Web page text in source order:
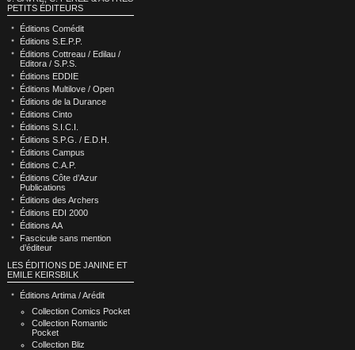
PETITS ÉDITEURS
Éditions Comédit
Éditions S.E.P.P.
Éditions Cottreau / Edilau /
Editora / S.P.S.
Éditions EDDIE
Éditions Multilove / Open
Éditions de la Durance
Éditions Cinto
Éditions S.I.C.I.
Éditions S.P.G. / E.D.H.
Éditions Campus
Éditions C.A.P.
Éditions Côte d’Azur
Publications
Éditions des Archers
Éditions EDI 2000
Éditions AA
Fascicule sans mention
d’éditeur
LES ÉDITIONS DE JANINE ET
EMILE KEIRSBILK
Éditions Artima / Arédit
Collection Comics Pocket
Collection Romantic
Pocket
Collection Bliz